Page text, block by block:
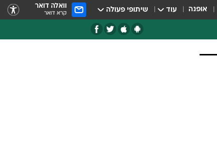
אופנה עוד שיתופי פעולה וואלה דואר
קרא דואר